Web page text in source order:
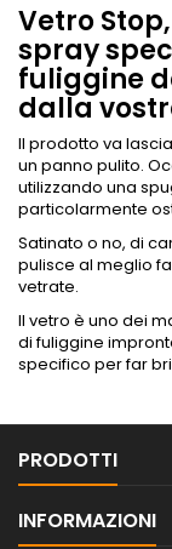
Vetro
spray
fuliggine
dalla
Il prodotto va
un panno pulito.
utilizzando una
particolarmente
Satinato o no, di
pulisce al meglio
vetrate.
Il vetro è uno dei
di fuliggine
specifico per far
PRODOTTI
INFORMAZIONI